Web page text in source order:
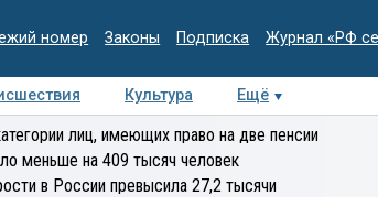
номер Законы Подписка Журнал «РФ
Культура
Ещё
Интервью Колумнисты
лиц, имеющих право на две пенсии
меньше на 409 тысяч человек
в России превысила 27,2 тысячи